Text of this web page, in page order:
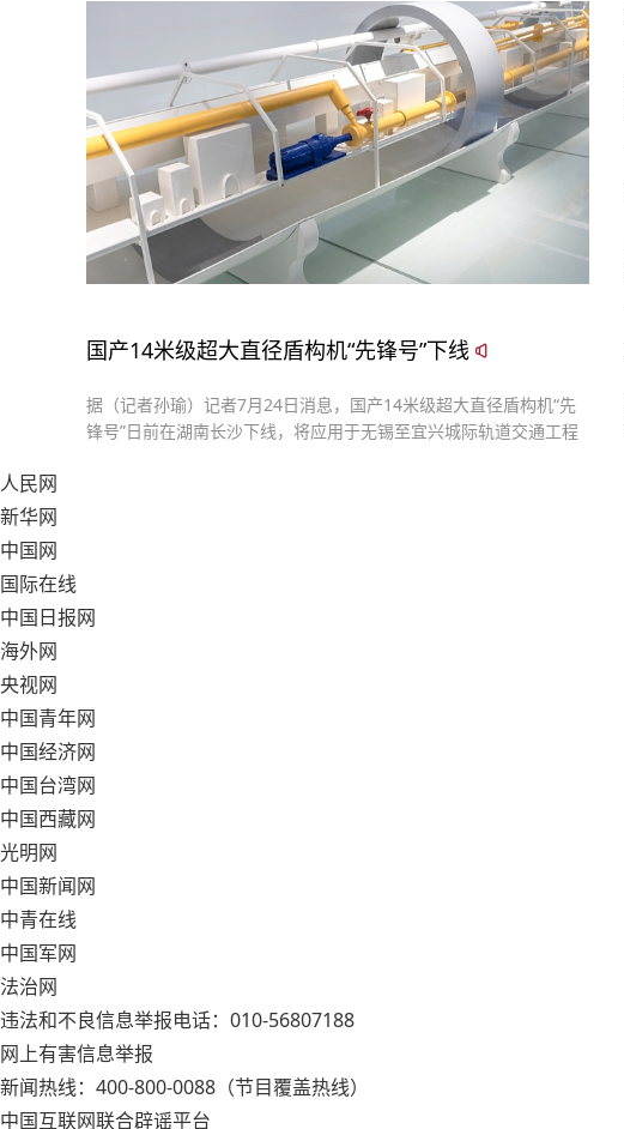
国产14米级超大直径盾构机“先锋号”下线
据（记者孙瑜）记者7月24日消息，国产14米级超大直径盾构机“先
锋号”日前在湖南长沙下线，将应用于无锡至宜兴城际轨道交通工程
人民网
新华网
中国网
国际在线
中国日报网
海外网
央视网
中国青年网
中国经济网
中国台湾网
中国西藏网
光明网
中国新闻网
中青在线
中国军网
法治网
违法和不良信息举报电话：010-56807188
网上有害信息举报
新闻热线：400-800-0088（节目覆盖热线）
中国互联网联合辟谣平台